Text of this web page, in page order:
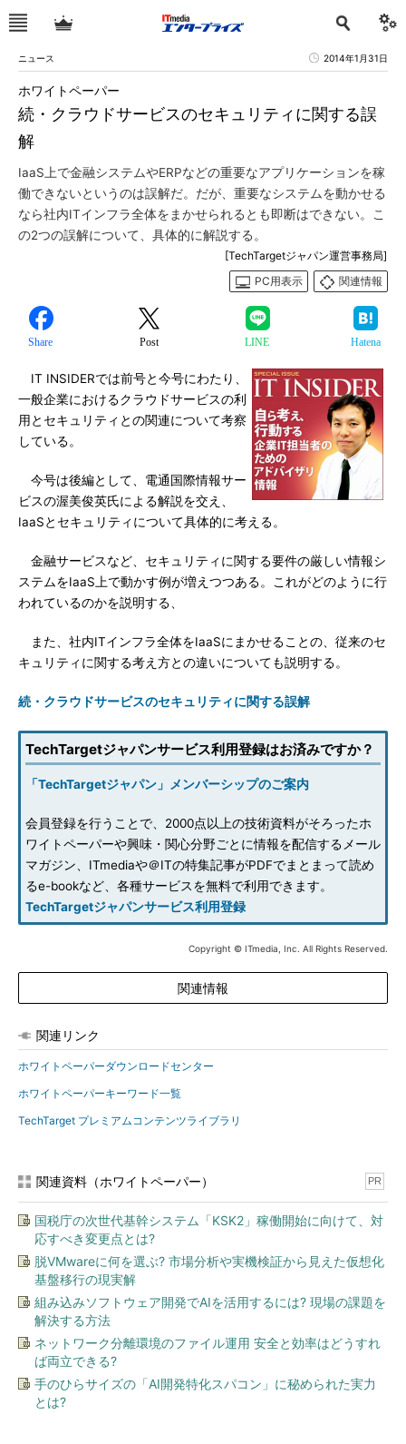
ニュース 2014年1月31日
続・クラウドサービスのセキュリティに関する誤
解
ホワイトペーパー
IaaS上で金融システムやERPなどの重要なアプリケーションを稼
働できないというのは誤解だ。だが、重要なシステムを動かせる
なら社内ITインフラ全体をまかせられるとも即断はできない。こ
の2つの誤解について、具体的に解説する。
[TechTargetジャパン運営事務局]
PC用表示
関連情報
Share Post LINE Hatena
IT INSIDERでは前号と今号にわたり、
一般企業におけるクラウドサービスの利
用とセキュリティとの関連について考察
している。
今号は後編として、電通国際情報サー
ビスの渥美俊英氏による解説を交え、
IaaSとセキュリティについて具体的に考える。
金融サービスなど、セキュリティに関する要件の厳しい情報シ
ステムをIaaS上で動かす例が増えつつある。これがどのように行
われているのかを説明する、
また、社内ITインフラ全体をIaaSにまかせることの、従来のセ
キュリティに関する考え方との違いについても説明する。
続・クラウドサービスのセキュリティに関する誤解
TechTargetジャパンサービス利用登録はお済みですか？
「TechTargetジャパン」メンバーシップのご案内
会員登録を行うことで、2000点以上の技術資料がそろったホ
ワイトペーパーや興味・関心分野ごとに情報を配信するメール
マガジン、ITmediaや＠ITの特集記事がPDFでまとまって読め
るe-bookなど、各種サービスを無料で利用できます。
TechTargetジャパンサービス利用登録
Copyright © ITmedia, Inc. All Rights Reserved.
関連情報
関連リンク
ホワイトペーパーダウンロードセンター
ホワイトペーパーキーワード一覧
TechTarget プレミアムコンテンツライブラリ
関連資料（ホワイトペーパー） PR
国税庁の次世代基幹システム「KSK2」稼働開始に向けて、対
応すべき変更点とは?
脱VMwareに何を選ぶ? 市場分析や実機検証から見えた仮想化
基盤移行の現実解
組み込みソフトウェア開発でAIを活用するには? 現場の課題を
解決する方法
ネットワーク分離環境のファイル運用 安全と効率はどうすれ
ば両立できる?
手のひらサイズの「AI開発特化スパコン」に秘められた実力
とは?